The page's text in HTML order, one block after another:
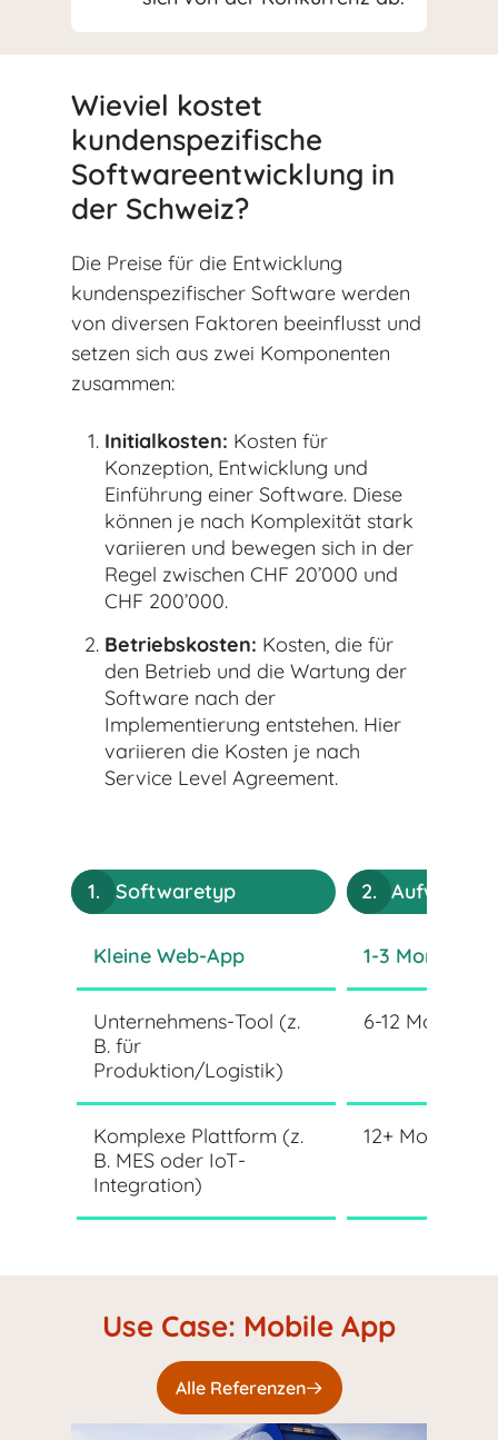
Wieviel kostet
kundenspezifische
Softwareentwicklung in
der Schweiz?
Die Preise für die Entwicklung
kundenspezifischer Software werden
von diversen Faktoren beeinflusst und
setzen sich aus zwei Komponenten
zusammen:
Initialkosten: Kosten für
Konzeption, Entwicklung und
Einführung einer Software. Diese
können je nach Komplexität stark
variieren und bewegen sich in der
Regel zwischen CHF 20’000 und
CHF 200’000.
Betriebskosten: Kosten, die für
den Betrieb und die Wartung der
Software nach der
Implementierung entstehen. Hier
variieren die Kosten je nach
Service Level Agreement.
1. Softwaretyp 2. Aufwand
Kleine Web-App 1-3 Monate
Unternehmens-Tool (z.
B. für
Produktion/Logistik)
6-12 Monate
Komplexe Plattform (z.
B. MES oder IoT-
Integration)
12+ Monate
Use Case: Mobile App
Alle Referenzen